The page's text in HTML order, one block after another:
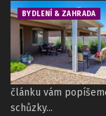
BYDLENÍ & ZAHRADA
článku vám
schůzky...